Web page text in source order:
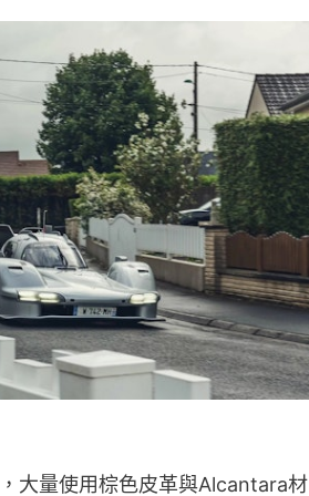
大量使用棕色皮革與Alcantara材